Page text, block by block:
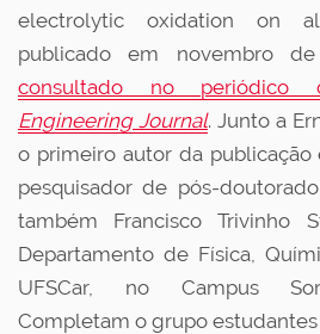
electrolytic oxidation on
publicado em novembro
consultado no periódico
Engineering Journal. Junto a
o primeiro autor da publicação
pesquisador de pós-
também Francisco Trivinho
Departamento de Física,
UFSCar, no Campus
Completam o grupo